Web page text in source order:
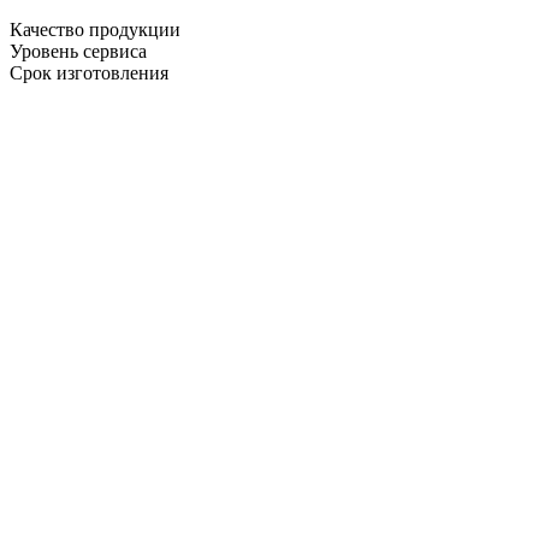
Качество продукции
Уровень сервиса
Срок изготовления